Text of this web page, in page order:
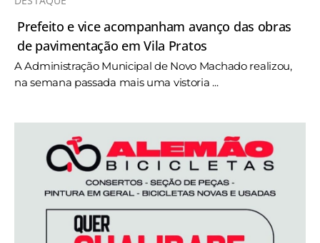
Prefeito e vice acompanham avanço das obras
de pavimentação em Vila Pratos
A Administração Municipal de Novo Machado realizou,
na semana passada mais uma vistoria ...